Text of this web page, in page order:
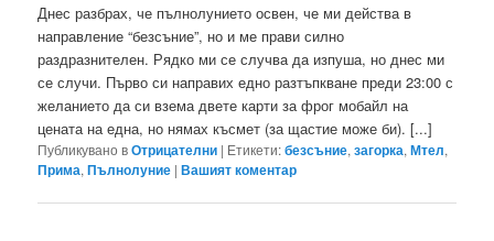
Днес разбрах, че пълнолунието освен, че ми действа в
направление “безсъние”, но и ме прави силно
раздразнителен. Рядко ми се случва да изпуша, но днес ми
се случи. Първо си направих едно разтъпкване преди 23:00 с
желанието да си взема двете карти за фрог мобайл на
цената на една, но нямах късмет (за щастие може би). [...]
Публикувано вОтрицателни | Етикети:безсъние,загорка,Мтел,
Прима,Пълнолуние |Вашият коментар